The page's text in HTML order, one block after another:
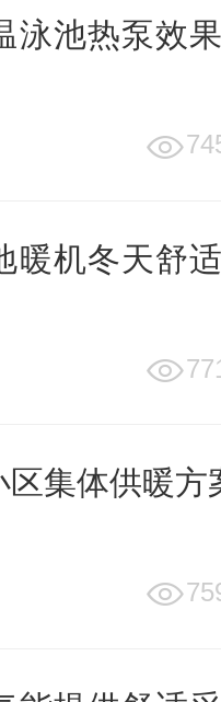
泳池热泵效
暖机冬天舒
区集体供暖方